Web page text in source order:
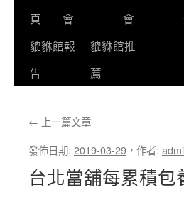
頁
會
會
貔貅館報
告
貔貅館推
薦
← 上一篇文章
發佈日期: 2019-03-29 ， 作者:
台北當舖每累積